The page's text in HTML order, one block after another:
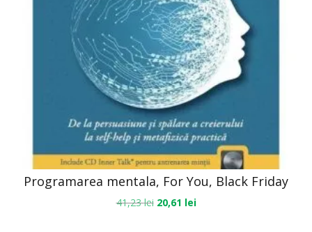
Programarea mentala, For You, Black Friday
41,23lei 20,61 lei